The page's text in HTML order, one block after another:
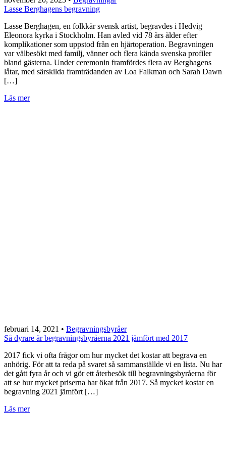
Lasse Berghagens begravning
Lasse Berghagen, en folkkär svensk artist, begravdes i Hedvig
Eleonora kyrka i Stockholm. Han avled vid 78 års ålder efter
komplikationer som uppstod från en hjärtoperation. Begravningen
var välbesökt med familj, vänner och flera kända svenska profiler
bland gästerna. Under ceremonin framfördes flera av Berghagens
låtar, med särskilda framträdanden av Loa Falkman och Sarah Dawn
[…]
Läs mer
februari 14, 2021 • Begravningsbyråer
Så dyrare är begravningsbyråerna 2021 jämfört med 2017
2017 fick vi ofta frågor om hur mycket det kostar att begrava en
anhörig. För att ta reda på svaret så sammanställde vi en lista. Nu har
det gått fyra år och vi gör ett återbesök till begravningsbyråerna för
att se hur mycket priserna har ökat från 2017. Så mycket kostar en
begravning 2021 jämfört […]
Läs mer